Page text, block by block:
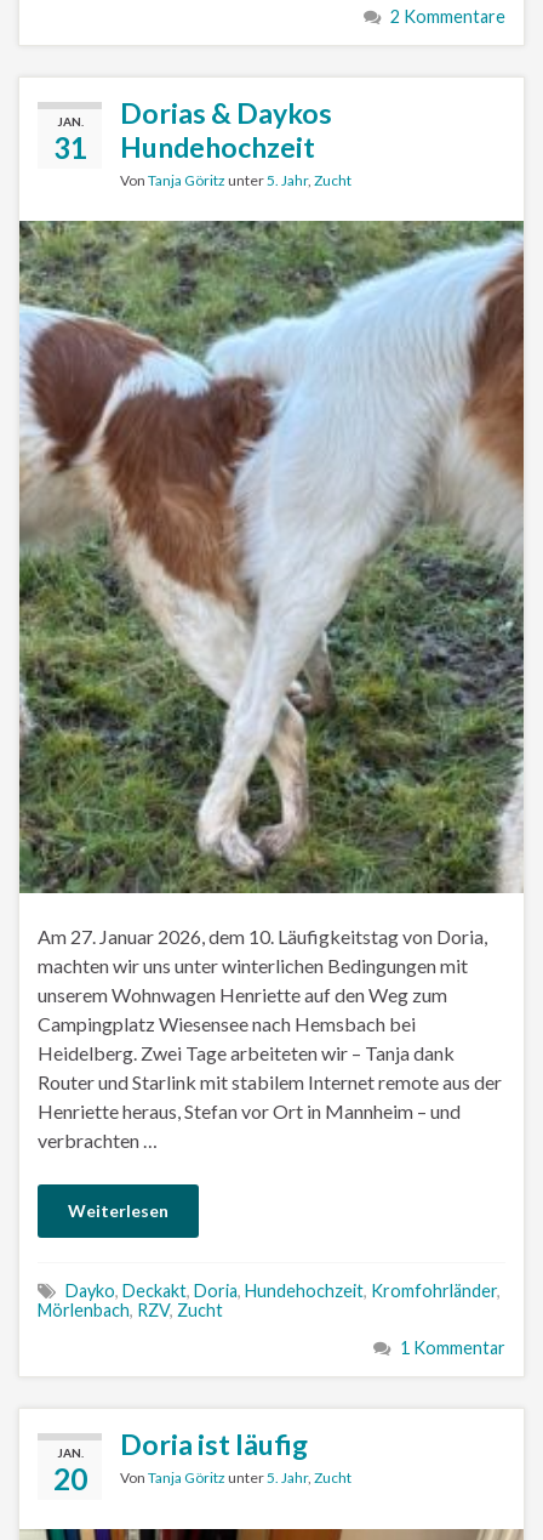
2 Kommentare
JAN.
31
Dorias & Daykos
Hundehochzeit
Von Tanja Göritz unter5. Jahr, Zucht
Am 27. Januar 2026, dem 10. Läufigkeitstag von Doria,
machten wir uns unter winterlichen Bedingungen mit
unserem Wohnwagen Henriette auf den Weg zum
Campingplatz Wiesensee nach Hemsbach bei
Heidelberg. Zwei Tage arbeiteten wir – Tanja dank
Router und Starlink mit stabilem Internet remote aus der
Henriette heraus, Stefan vor Ort in Mannheim – und
verbrachten …
Weiterlesen
Dayko, Deckakt, Doria, Hundehochzeit, Kromfohrländer,
Mörlenbach, RZV, Zucht
1 Kommentar
JAN.
20
Doria ist läufig
Von Tanja Göritz unter5. Jahr, Zucht